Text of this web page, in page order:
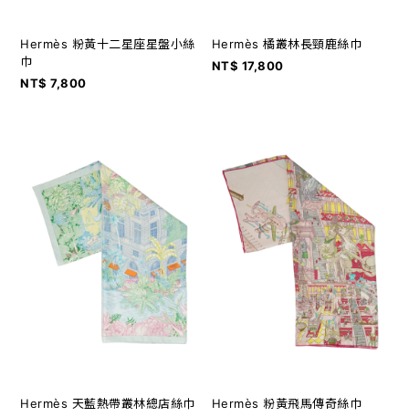
Hermès 粉黃十二星座星盤小絲
巾
NT$ 7,800
Hermès 橘叢林長頸鹿絲巾
NT$ 17,800
Hermès 天藍熱帶叢林總店絲巾
Hermès 粉黃飛馬傳奇絲巾